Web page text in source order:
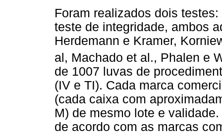
Foram realizados dois
teste de integridade, ambos
Herdemann e Kramer,
al, Machado et al., Phalen e
de 1007 luvas de
(IV e TI). Cada marca
(cada caixa com
M) de mesmo lote e
de acordo com as marcas